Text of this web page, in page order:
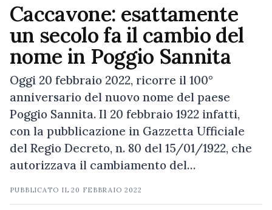
Caccavone: esattamente
un secolo fa il cambio del
nome in Poggio Sannita
Oggi 20 febbraio 2022, ricorre il 100°
anniversario del nuovo nome del paese
Poggio Sannita. Il 20 febbraio 1922 infatti,
con la pubblicazione in Gazzetta Ufficiale
del Regio Decreto, n. 80 del 15/01/1922, che
autorizzava il cambiamento del…
PUBBLICATO IL20 FEBBRAIO 2022